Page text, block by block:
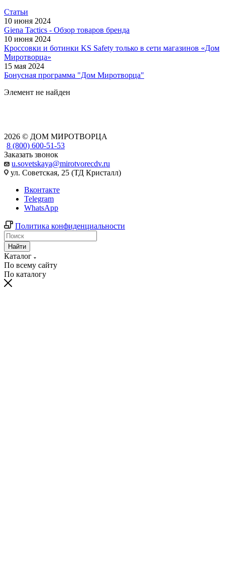
Статьи
10 июня 2024
Giena Tactics - Обзор товаров бренда
10 июня 2024
Кроссовки и ботинки KS Safety только в сети магазинов «Дом
Миротворца»
15 мая 2024
Бонусная программа "Дом Миротворца"
Элемент не найден
2026 © ДОМ МИРОТВОРЦА
8 (800) 600-51-53
Заказать звонок
u.sovetskaya@mirotvorecdv.ru
ул. Советская, 25 (ТД Кристалл)
Вконтакте
Telegram
WhatsApp
Политика конфиденциальности
Найти
Каталог
По всему сайту
По каталогу